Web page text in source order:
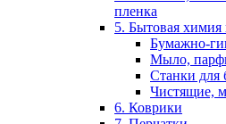
пленка
5. Бытовая химия
Бумажно-
Мыло,
Станки для
Чистящие,
6. Коврики